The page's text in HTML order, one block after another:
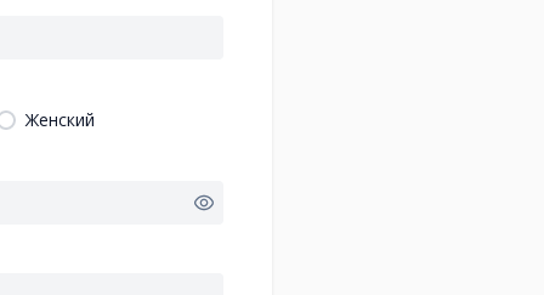
Женский